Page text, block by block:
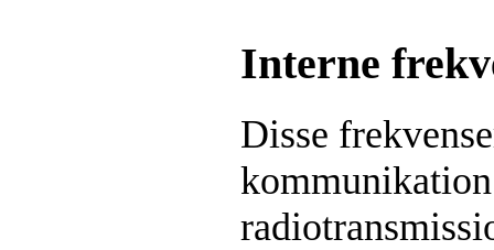
Interne
Disse